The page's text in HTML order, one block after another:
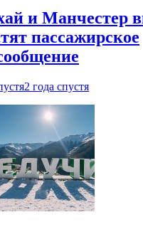
и Манчестер
пассажирское
2 года спустя